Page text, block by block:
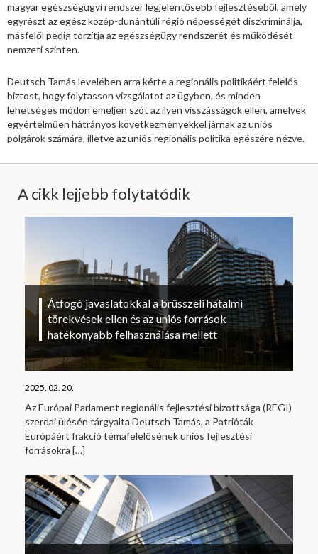
magyar egészségügyi rendszer legjelentősebb fejlesztéséből, amely
egyrészt az egész közép-dunántúli régió népességét diszkriminálja,
másfelől pedig torzítja az egészségügy rendszerét és működését
nemzeti szinten.
Deutsch Tamás levelében arra kérte a regionális politikáért felelős
biztost, hogy folytasson vizsgálatot az ügyben, és minden
lehetséges módon emeljen szót az ilyen visszásságok ellen, amelyek
egyértelműen hátrányos következményekkel járnak az uniós
polgárok számára, illetve az uniós regionális politika egészére nézve.
A cikk lejjebb folytatódik
Átfogó javaslatokkal a brüsszeli hatalmi
törekvések ellen és az uniós források
hatékonyabb felhasználása mellett
2025. 02. 20.
Az Európai Parlament regionális fejlesztési bizottsága (REGI)
szerdai ülésén tárgyalta Deutsch Tamás, a Patrióták
Európáért frakció témafelelősének uniós fejlesztési
forrásokra […]